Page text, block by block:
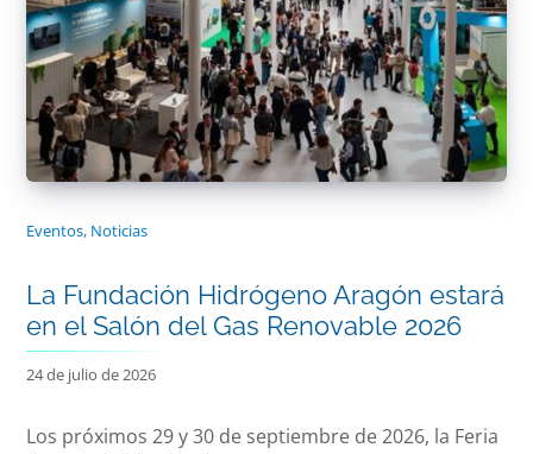
Eventos, Noticias
La Fundación Hidrógeno Aragón estará
en el Salón del Gas Renovable 2026
24 de julio de 2026
Los próximos 29 y 30 de septiembre de 2026, la Feria